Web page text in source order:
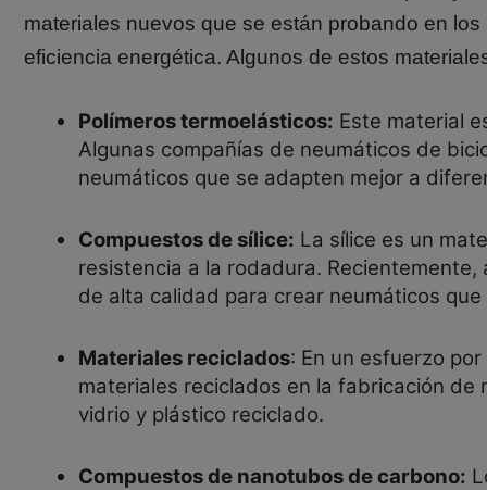
materiales nuevos que se están probando en
eficiencia energética. Algunos de estos
Polímeros termoelásticos: Este material
Algunas compañías de neumáticos de
neumáticos que se adapten mejor a
Compuestos de sílice: La sílice es un
resistencia a la rodadura.
de alta calidad para crear neumáticos
Materiales reciclados: En un esfuerzo
materiales reciclados en la fabricación
vidrio y plástico reciclado.
Compuestos de nanotubos de carbono: